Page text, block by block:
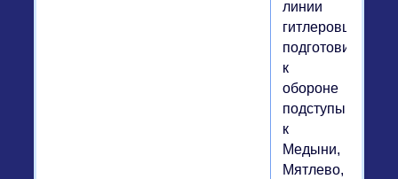
линии
гитлеровцы
подготовили
к
обороне
подступы
к
Медыни,
Мятлево,